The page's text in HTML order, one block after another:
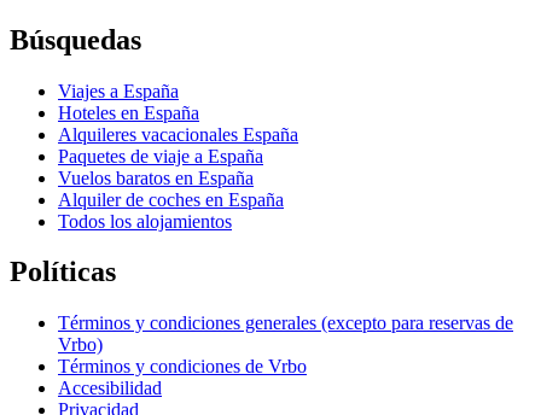
Búsquedas
Viajes a España
Hoteles en España
Alquileres vacacionales España
Paquetes de viaje a España
Vuelos baratos en España
Alquiler de coches en España
Todos los alojamientos
Políticas
Términos y condiciones generales (excepto para reservas de
Vrbo)
Términos y condiciones de Vrbo
Accesibilidad
Privacidad